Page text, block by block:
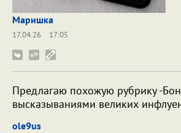
Маришка
17.04.26
17:05
Предлагаю похожую рубрику -
высказываниями великих
ole9us